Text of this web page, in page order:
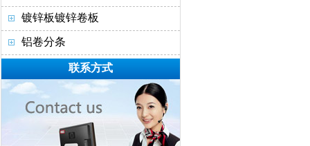
镀锌板镀锌卷板
铝卷分条
联系方式